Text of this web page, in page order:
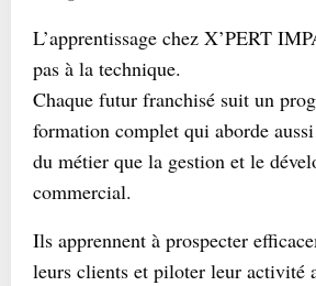
L’apprentissage chez X’PERT
pas à la technique.
Chaque futur franchisé suit un
formation complet qui aborde
du métier que la gestion et le
commercial.
Ils apprennent à prospecter
leurs clients et piloter leur activité